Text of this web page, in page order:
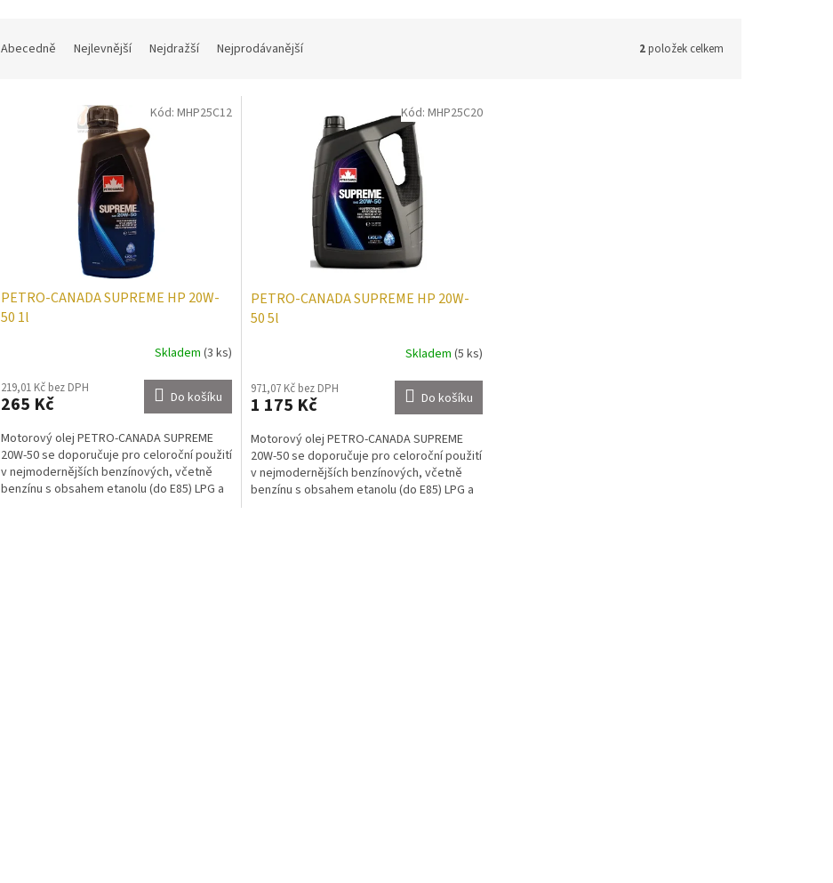
Abecedně Nejlevnější Nejdražší Nejprodávanější 2položek celkem
PETRO-CANADA SUPREME HP 20W-
50 1l
Skladem (3 ks)
219,01 Kč bez DPH
265 Kč Do košíku
Motorový olej PETRO-CANADA SUPREME
20W-50 se doporučuje pro celoroční použití
v nejmodernějších benzínových, včetně
benzínu s obsahem etanolu (do E85) LPG a
Kód: MHP25C12
PETRO-CANADA SUPREME HP 20W-
50 5l
Skladem (5 ks)
971,07 Kč bez DPH
1 175 Kč Do košíku
Motorový olej PETRO-CANADA SUPREME
20W-50 se doporučuje pro celoroční použití
v nejmodernějších benzínových, včetně
benzínu s obsahem etanolu (do E85) LPG a
Kód: MHP25C20